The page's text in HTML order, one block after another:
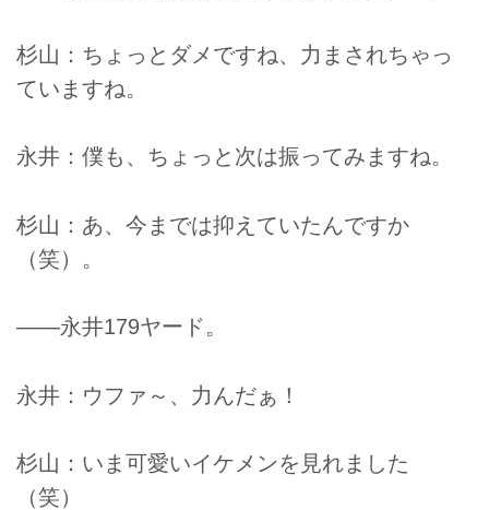
杉山：ちょっとダメですね、力まされちゃっ
ていますね。
永井：僕も、ちょっと次は振ってみますね。
杉山：あ、今までは抑えていたんですか
（笑）。
――永井179ヤード。
永井：ウファ～、力んだぁ！
杉山：いま可愛いイケメンを見れました
（笑）